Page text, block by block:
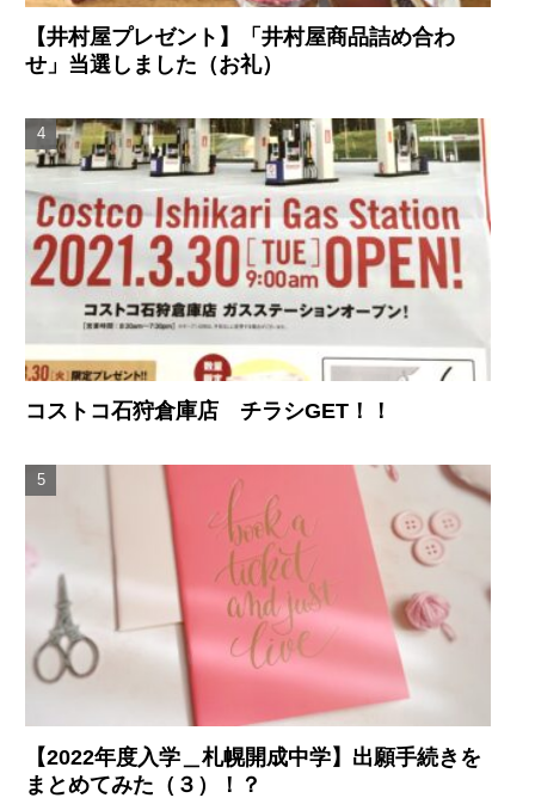
【井村屋プレゼント】「井村屋商品詰め合わ
せ」当選しました（お礼）
コストコ石狩倉庫店 チラシGET！！
【2022年度入学＿札幌開成中学】出願手続きを
まとめてみた（３）！？